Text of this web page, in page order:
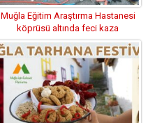
Muğla Eğitim Araştırma Hastanesi
köprüsü altında feci kaza